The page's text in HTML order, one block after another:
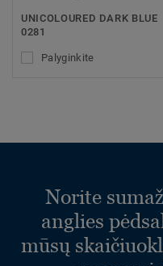
UNICOLOURED DARK BLUE
0281
Palyginkite
Norite
anglies
mūsų